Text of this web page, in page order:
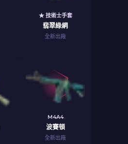
★ 技術士手套
翡翠綠網
全新出廠
M4A4
波賽頓
全新出廠